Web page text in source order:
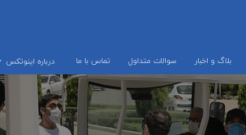
بلاگ و اخبار سوالات متداول تماس با ما درباره اینوتکس